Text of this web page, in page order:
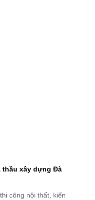
thầu xây dựng Đà
công nội thất, kiến